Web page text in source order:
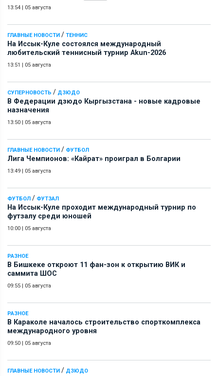
13:54 | 05 августа
ГЛАВНЫЕ НОВОСТИ / ТЕННИС
На Иссык-Куле состоялся международный
любительский теннисный турнир Akun-2026
13:51 | 05 августа
СУПЕРНОВОСТЬ / ДЗЮДО
В Федерации дзюдо Кыргызстана - новые кадровые
назначения
13:50 | 05 августа
ГЛАВНЫЕ НОВОСТИ / ФУТБОЛ
Лига Чемпионов: «Кайрат» проиграл в Болгарии
13:49 | 05 августа
ФУТБОЛ / ФУТЗАЛ
На Иссык-Куле проходит международный турнир по
футзалу среди юношей
10:00 | 05 августа
РАЗНОЕ
В Бишкеке откроют 11 фан-зон к открытию ВИК и
саммита ШОС
09:55 | 05 августа
РАЗНОЕ
В Караколе началось строительство спорткомплекса
международного уровня
09:50 | 05 августа
ГЛАВНЫЕ НОВОСТИ / ДЗЮДО